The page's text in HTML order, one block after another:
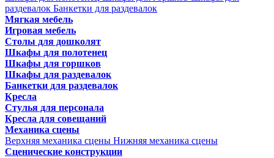
раздевалок Банкетки для раздевалок
Мягкая мебель
Игровая мебель
Столы для дошколят
Шкафы для полотенец
Шкафы для горшков
Шкафы для раздевалок
Банкетки для раздевалок
Кресла
Стулья для персонала
Кресла для совещаний
Механика сцены
Верхняя механика сцены Нижняя механика сцены
Сценические конструкции